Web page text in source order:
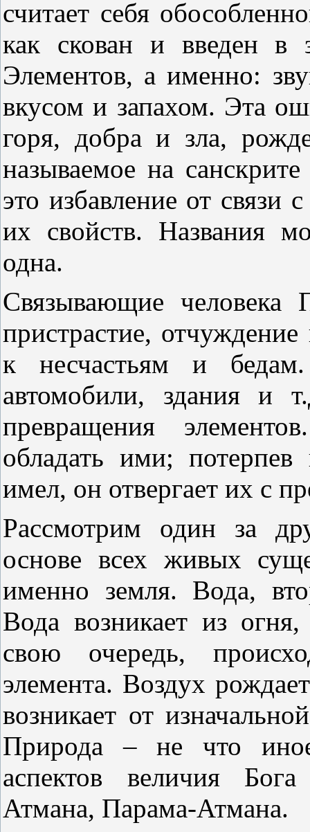
считает себя
как скован и введен в
Элементов, а именно:
вкусом и запахом. Эта
горя, добра и зла,
называемое на
это избавление от связи
их свойств. Названия
одна.
Связывающие
пристрастие,
к несчастьям и бедам.
автомобили, здания и
превращения
обладать ими;
имел, он отвергает их с
Рассмотрим один за
основе всех живых
именно земля. Вода,
Вода возникает из
свою очередь,
элемента. Воздух
возникает от
Природа – не что
аспектов величия
Атмана, Парама-Атмана.